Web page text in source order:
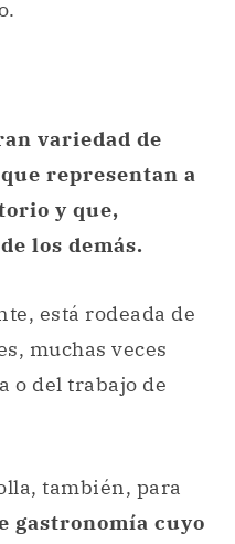
variedad de
representan a
y que,
los demás.
está rodeada de
muchas veces
o del trabajo de
también, para
gastronomía cuyo